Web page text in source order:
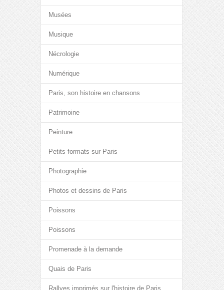
Musées
Musique
Nécrologie
Numérique
Paris, son histoire en chansons
Patrimoine
Peinture
Petits formats sur Paris
Photographie
Photos et dessins de Paris
Poissons
Poissons
Promenade à la demande
Quais de Paris
Rallyes imprimés sur l'histoire de Paris